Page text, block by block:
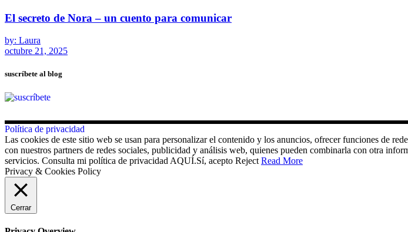
El secreto de Nora – un cuento para comunicar
by: Laura
octubre 21, 2025
suscríbete al blog
Política de privacidad
Las cookies de este sitio web se usan para personalizar el contenido y los anuncios, ofrecer funciones de
con nuestros partners de redes sociales, publicidad y análisis web, quienes pueden combinarla con otra
servicios. Consulta mi política de privacidad AQUÍ.Sí, acepto Reject Read More
Privacy & Cookies Policy
Cerrar